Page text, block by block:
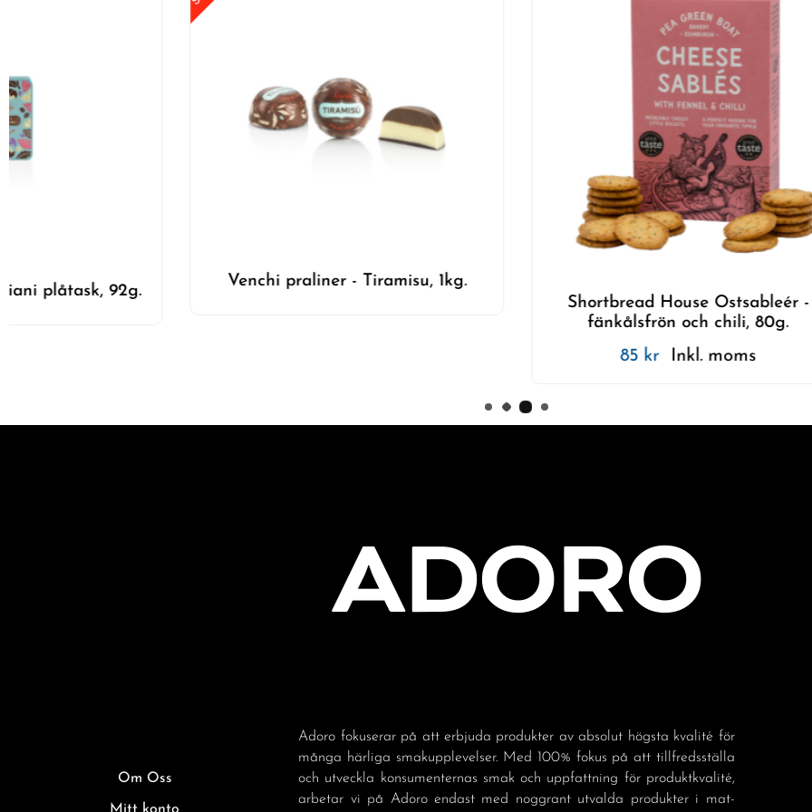
Venchi praliner - Tiramisu, 1kg.
Shortbread House Ostsableér -
fänkålsfrön och chili, 80g.
Venchi -
Om Oss
Adoro fokuserar på att erbjuda produkter av absolut högsta kvalité för
många härliga smakupplevelser. Med 100% fokus på att tillfredsställa
och utveckla konsumenternas smak och uppfattning för produktkvalité,
arbetar vi på Adoro endast med noggrant utvalda produkter i mat-